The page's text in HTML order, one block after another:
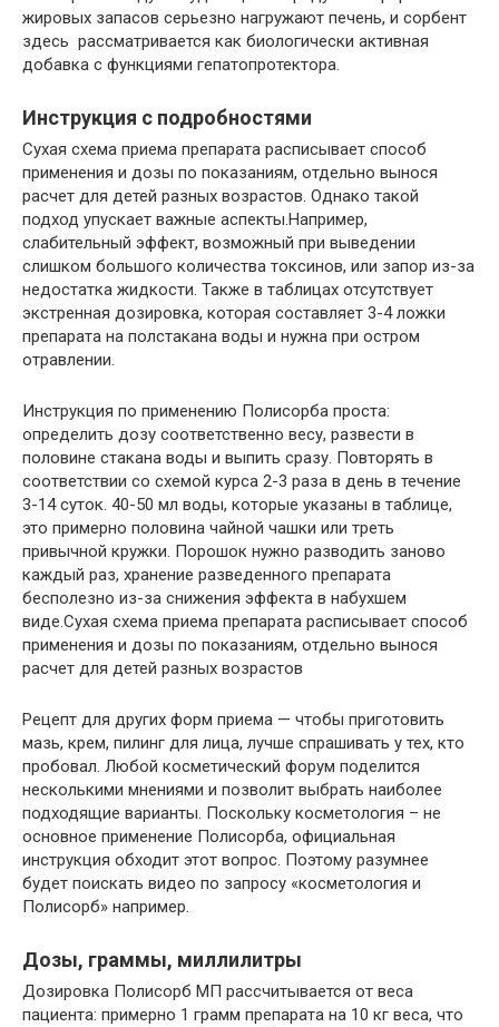
жировых запасов серьезно нагружают печень, и сорбент
здесь рассматривается как биологически активная
добавка с функциями гепатопротектора.
Инструкция с подробностями
Сухая схема приема препарата расписывает способ
применения и дозы по показаниям, отдельно вынося
расчет для детей разных возрастов. Однако такой
подход упускает важные аспекты.Например,
слабительный эффект, возможный при выведении
слишком большого количества токсинов, или запор из-за
недостатка жидкости. Также в таблицах отсутствует
экстренная дозировка, которая составляет 3-4 ложки
препарата на полстакана воды и нужна при остром
отравлении.
Инструкция по применению Полисорба проста:
определить дозу соответственно весу, развести в
половине стакана воды и выпить сразу. Повторять в
соответствии со схемой курса 2-3 раза в день в течение
3-14 суток. 40-50 мл воды, которые указаны в таблице,
это примерно половина чайной чашки или треть
привычной кружки. Порошок нужно разводить заново
каждый раз, хранение разведенного препарата
бесполезно из-за снижения эффекта в набухшем
виде.Сухая схема приема препарата расписывает способ
применения и дозы по показаниям, отдельно вынося
расчет для детей разных возрастов
Рецепт для других форм приема — чтобы приготовить
мазь, крем, пилинг для лица, лучше спрашивать у тех, кто
пробовал. Любой косметический форум поделится
несколькими мнениями и позволит выбрать наиболее
подходящие варианты. Поскольку косметология – не
основное применение Полисорба, официальная
инструкция обходит этот вопрос. Поэтому разумнее
будет поискать видео по запросу «косметология и
Полисорб» например.
Дозы, граммы, миллилитры
Дозировка Полисорб МП рассчитывается от веса
пациента: примерно 1 грамм препарата на 10 кг веса, что